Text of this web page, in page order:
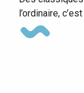
l’ordinaire,